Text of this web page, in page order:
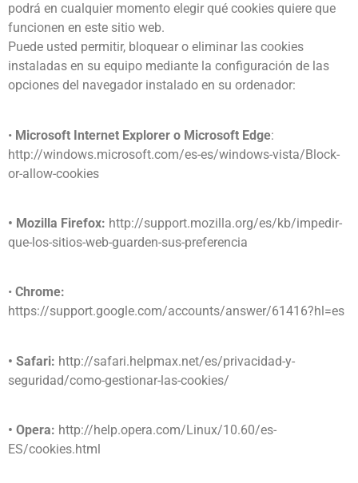
podrá en cualquier momento elegir qué cookies quiere que
funcionen en este sitio web.
Puede usted permitir, bloquear o eliminar las cookies
instaladas en su equipo mediante la configuración de las
opciones del navegador instalado en su ordenador:
• Microsoft Internet Explorer o Microsoft Edge:
http://windows.microsoft.com/es-es/windows-vista/Block-
or-allow-cookies
• Mozilla Firefox: http://support.mozilla.org/es/kb/impedir-
que-los-sitios-web-guarden-sus-preferencia
• Chrome:
https://support.google.com/accounts/answer/61416?hl=es
• Safari: http://safari.helpmax.net/es/privacidad-y-
seguridad/como-gestionar-las-cookies/
• Opera: http://help.opera.com/Linux/10.60/es-
ES/cookies.html